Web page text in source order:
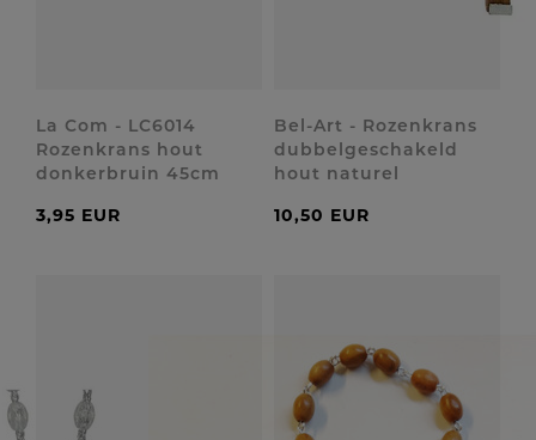
La Com - LC6014
Rozenkrans hout
donkerbruin 45cm
3,95 EUR
Bel-Art - Rozenkrans
dubbelgeschakeld
hout naturel
10,50 EUR